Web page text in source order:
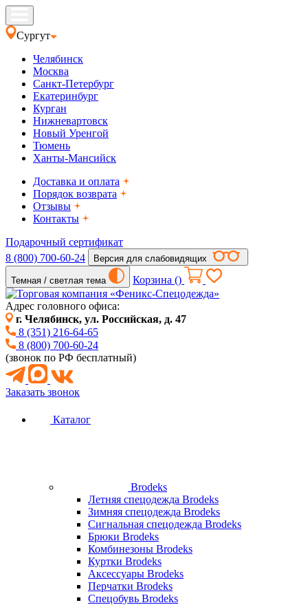
Сургут
Челябинск
Москва
Санкт-Петербург
Екатеринбург
Курган
Нижневартовск
Новый Уренгой
Тюмень
Ханты-Мансийск
Доставка и оплата
Порядок возврата
Отзывы
Контакты
Подарочный сертификат
8 (800) 700-60-24
Версия для слабовидящих
Темная / светлая тема Корзина ()
Адрес головного офиса:
г. Челябинск, ул. Российская, д. 47
8 (351) 216-64-65
8 (800) 700-60-24
(звонок по РФ бесплатный)
Заказать звонок
Каталог
Brodeks
Летняя спецодежда Brodeks
Зимняя спецодежда Brodeks
Сигнальная спецодежда Brodeks
Брюки Brodeks
Комбинезоны Brodeks
Куртки Brodeks
Аксессуары Brodeks
Перчатки Brodeks
Спецобувь Brodeks